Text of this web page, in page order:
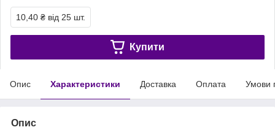
10,40 ₴ від 25 шт.
Купити
Опис Характеристики Доставка Оплата Умови
Опис